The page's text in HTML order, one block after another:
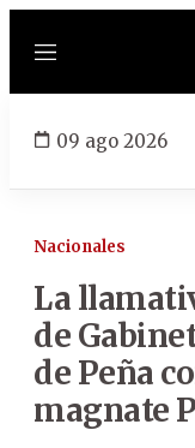
Menú
09 ago 2026
Nacionales
La
de
de Peña
magnate